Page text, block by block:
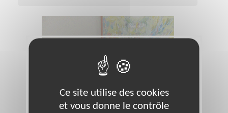
Ce site utilise des cookies
et vous donne le contrôle